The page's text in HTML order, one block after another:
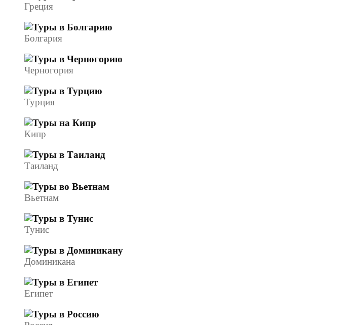
Греция
Болгария
Черногория
Турция
Кипр
Таиланд
Вьетнам
Тунис
Доминикана
Египет